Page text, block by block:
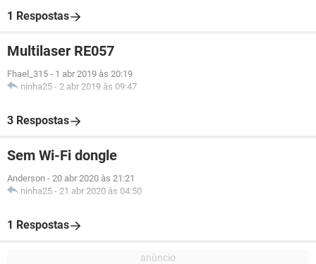
1 Respostas
Multilaser RE057
Fhael_315 - 1 abr 2019 às 20:19
ninha25 - 2 abr 2019 às 09:47
3 Respostas
Sem Wi-Fi dongle
Anderson - 20 abr 2020 às 21:21
ninha25 - 21 abr 2020 às 04:50
1 Respostas